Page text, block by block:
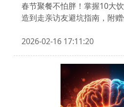
春节聚餐不怕胖！掌握10大
造到走亲访友避坑指南，附
关照老人和慢性病患者的饮食
2026-02-16 17:11:20